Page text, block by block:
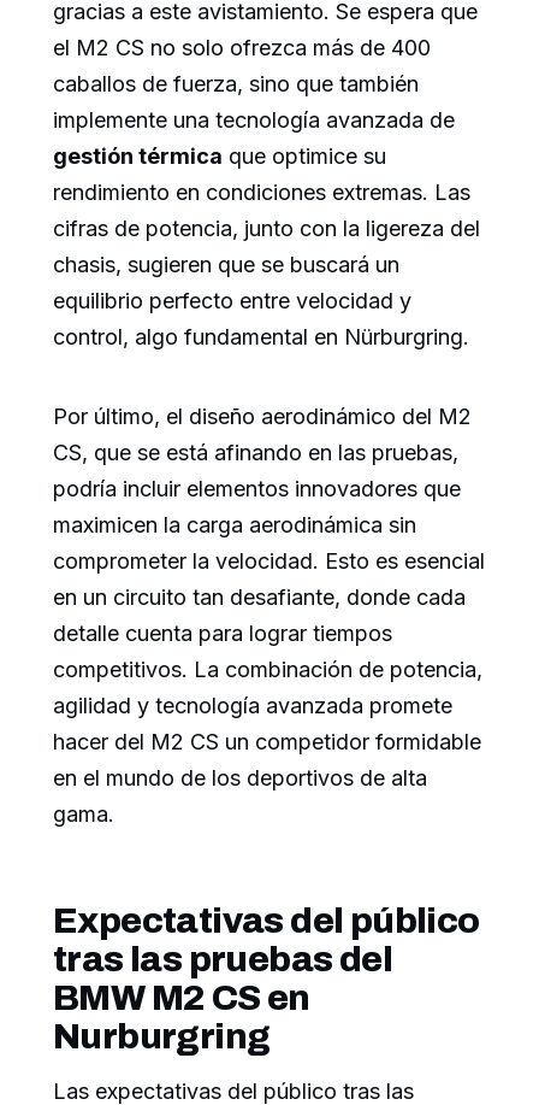
gracias a este avistamiento. Se espera que
el M2 CS no solo ofrezca más de 400
caballos de fuerza, sino que también
implemente una tecnología avanzada de
gestión térmica que optimice su
rendimiento en condiciones extremas. Las
cifras de potencia, junto con la ligereza del
chasis, sugieren que se buscará un
equilibrio perfecto entre velocidad y
control, algo fundamental en Nürburgring.
Por último, el diseño aerodinámico del M2
CS, que se está afinando en las pruebas,
podría incluir elementos innovadores que
maximicen la carga aerodinámica sin
comprometer la velocidad. Esto es esencial
en un circuito tan desafiante, donde cada
detalle cuenta para lograr tiempos
competitivos. La combinación de potencia,
agilidad y tecnología avanzada promete
hacer del M2 CS un competidor formidable
en el mundo de los deportivos de alta
gama.
Expectativas del público
tras las pruebas del
BMW M2 CS en
Nurburgring
Las expectativas del público tras las